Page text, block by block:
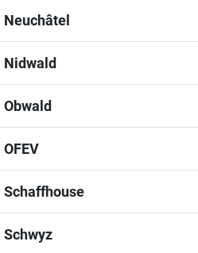
Neuchâtel
Nidwald
Obwald
OFEV
Schaffhouse
Schwyz